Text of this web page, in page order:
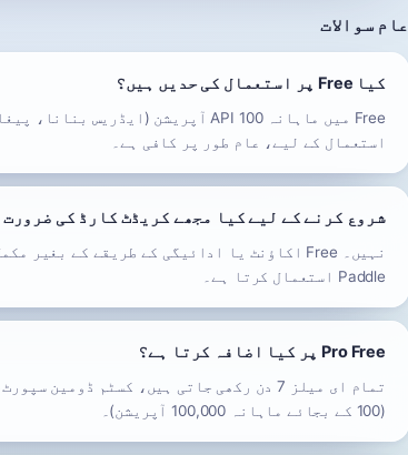
عام سوالات
کیا Free پر استعمال کی حدیں ہیں؟
استعمال کے لیے، عام طور پر کافی ہے۔
شروع کرنے کے لیے کیا مجھے کریڈٹ کارڈ کی ضرورت
Paddle استعمال کرتا ہے۔
Pro Free پر کیا اضافہ کرتا ہے؟
(100 کے بجائے ماہانہ 100,000 آپریشن)۔